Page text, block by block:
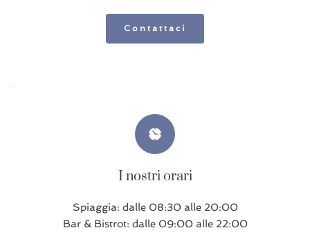
Contattaci
I nostri orari
Spiaggia: dalle 08:30 alle 20:00
Bar & Bistrot: dalle 09:00 alle 22:00